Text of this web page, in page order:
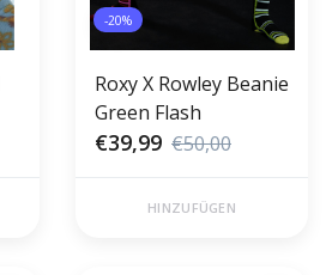
-20%
Roxy X Rowley Beanie
Green Flash
€39,99 €50,00
HINZUFÜGEN